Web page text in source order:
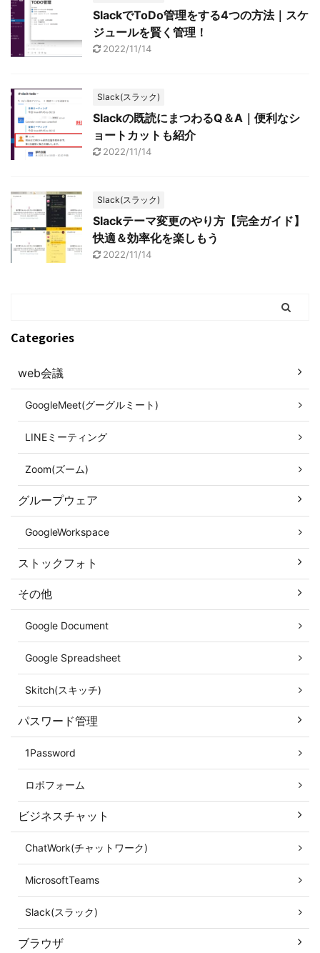
SlackでToDo管理をする4つの方法｜スケ
ジュールを賢く管理！
2022/11/14
Slack(スラック)
Slackの既読にまつわるQ＆A｜便利なシ
ョートカットも紹介
2022/11/14
Slack(スラック)
Slackテーマ変更のやり方【完全ガイド】
快適＆効率化を楽しもう
2022/11/14
Categories
web会議
GoogleMeet(グーグルミート)
LINEミーティング
Zoom(ズーム)
グループウェア
GoogleWorkspace
ストックフォト
その他
Google Document
Google Spreadsheet
Skitch(スキッチ)
パスワード管理
1Password
ロボフォーム
ビジネスチャット
ChatWork(チャットワーク)
MicrosoftTeams
Slack(スラック)
ブラウザ